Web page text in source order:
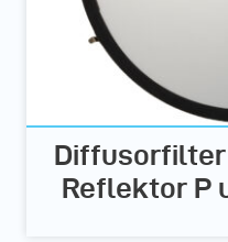
Reflektor P